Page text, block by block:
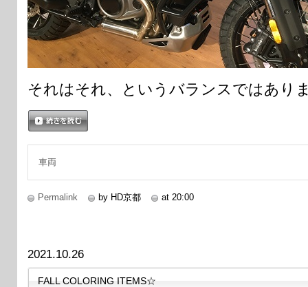
それはそれ、というバランスではあり
車両
Permalink by HD京都 at 20:00
2021.10.26
FALL COLORING ITEMS☆